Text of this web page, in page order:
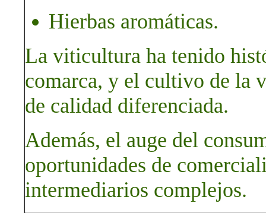
Hierbas aromáticas.
La viticultura ha tenido
comarca, y el cultivo de la
de calidad diferenciada.
Además, el auge del
oportunidades de
intermediarios complejos.